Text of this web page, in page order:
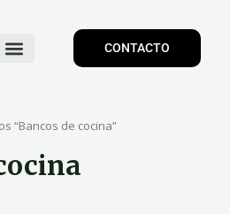
CONTACTO
“Bancos de cocina”